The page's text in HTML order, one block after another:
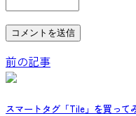
前の記事
スマートタグ「Tile」を買って